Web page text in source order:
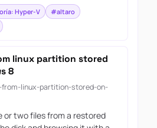
Hyper-V
#altaro
linux partition stored
8
linux-partition-stored-on-
or two files from a restored